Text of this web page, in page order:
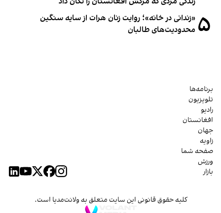
۵ «زندانی در خانه»؛ روایت زنان هرات از سایه سنگین
محدودیت‌های طالبان
برنامه‌ها
تلویزیون
رادیو
افغانستان
جهان
زاویه
صفحه شما
ورزش
بازار
کلیه حقوق قانونی این سایت متعلق به ولانت‌مدیا است.